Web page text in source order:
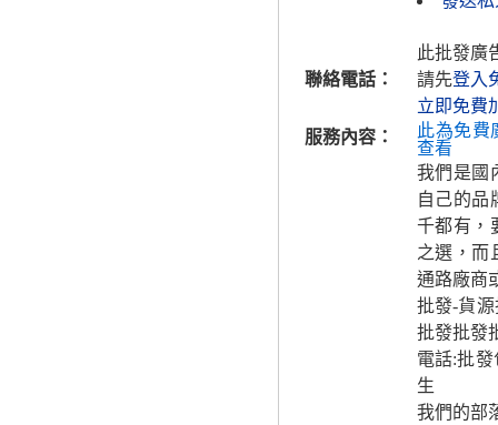
聯絡電話：
此批發廣
請先登入
立即免費
服務內容：
此為免費
查看
我們是國
自己的品
千都有，
之選，而
通路廠商
批發-貨
批發批發
電話:批
生
我們的部